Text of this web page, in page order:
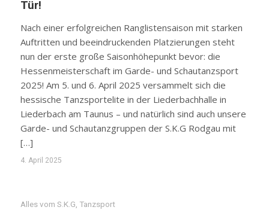
Tür!
Nach einer erfolgreichen Ranglistensaison mit starken
Auftritten und beeindruckenden Platzierungen steht
nun der erste große Saisonhöhepunkt bevor: die
Hessenmeisterschaft im Garde- und Schautanzsport
2025! Am 5. und 6. April 2025 versammelt sich die
hessische Tanzsportelite in der Liederbachhalle in
Liederbach am Taunus – und natürlich sind auch unsere
Garde- und Schautanzgruppen der S.K.G Rodgau mit
[…]
4. April 2025
Alles vom S.K.G Tanzsport